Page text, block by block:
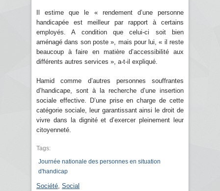
Il estime que le « rendement d’une personne
handicapée est meilleur par rapport à certains
employés. A condition que celui-ci soit bien
aménagé dans son poste », mais pour lui, « il reste
beaucoup à faire en matière d’accessibilité aux
différents autres services », a-t-il expliqué.
Hamid comme d’autres personnes souffrantes
d’handicape, sont à la recherche d’une insertion
sociale effective. D’une prise en charge de cette
catégorie sociale, leur garantissant ainsi le droit de
vivre dans la dignité et d’exercer pleinement leur
citoyenneté.
Tags:
Journée nationale des personnes en situation
d'handicap
Société Social